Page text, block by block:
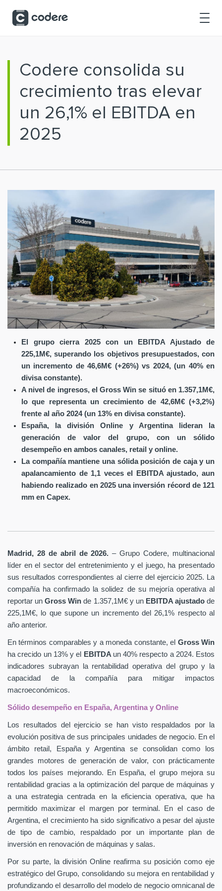
Codere consolida su
crecimiento tras elevar
un 26,1% el EBITDA en
2025
El grupo cierra 2025 con un EBITDA Ajustado de
225,1M€, superando los objetivos presupuestados, con
un incremento de 46,6M€ (+26%) vs 2024, (un 40% en
divisa constante).
A nivel de ingresos, el Gross Win se situó en 1.357,1M€,
lo que representa un crecimiento de 42,6M€ (+3,2%)
frente al año 2024 (un 13% en divisa constante).
España, la división Online y Argentina lideran la
generación de valor del grupo, con un sólido
desempeño en ambos canales, retail y online.
La compañía mantiene una sólida posición de caja y un
apalancamiento de 1,1 veces el EBITDA ajustado, aun
habiendo realizado en 2025 una inversión récord de 121
mm en Capex.
Madrid, 28 de abril de 2026. – Grupo Codere, multinacional
líder en el sector del entretenimiento y el juego, ha presentado
sus resultados correspondientes al cierre del ejercicio 2025. La
compañía ha confirmado la solidez de su mejoría operativa al
reportar unGross Winde 1.357,1M€ y un EBITDA ajustadode
225,1M€, lo que supone un incremento del 26,1% respecto al
año anterior.
En términos comparables y a moneda constante, el Gross Win
ha crecido un 13% y el
EBITDA un 40% respecto a 2024. Estos
indicadores subrayan la rentabilidad operativa del grupo y la
capacidad de la compañía para mitigar impactos
macroeconómicos.
Sólido desempeño en España, Argentina y Online
Los resultados del ejercicio se han visto respaldados por la
evolución positiva de sus principales unidades de negocio. En el
ámbito retail, España y Argentina se consolidan como los
grandes motores de generación de valor, con prácticamente
todos los países mejorando. En España, el grupo mejora su
rentabilidad gracias a la optimización del parque de máquinas y
a una estrategia centrada en la eficiencia operativa, que ha
permitido maximizar el margen por terminal. En el caso de
Argentina, el crecimiento ha sido significativo a pesar del ajuste
de tipo de cambio, respaldado por un importante plan de
inversión en renovación de máquinas y salas.
Por su parte, la división Online reafirma su posición como eje
estratégico del Grupo, consolidando su mejora en rentabilidad y
profundizando el desarrollo del modelo de negocio omnicanal de